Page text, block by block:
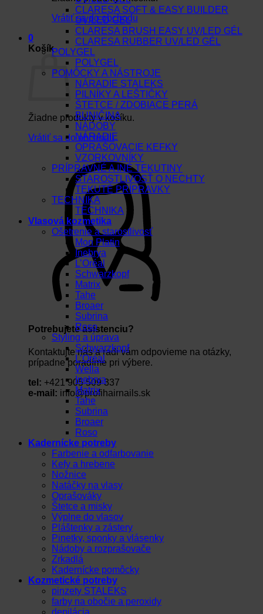
Vrátiť sa do obchodu
0
Košík
Žiadne produkty v košíku.
Vrátiť sa do obchodu
Potrebujete asistenciu?
Kontaktujte nás a radi vám odpovieme na otázky,
prípadne poradíme pri výbere.
tel: +421 905 509 337
e-mail: info@profihairnails.sk
CLARESA SOFT & EASY BUILDER
UV/LED GEL
CLARESA BRUSH EASY UV/LED GÉL
CLARESA RUBBER UV/LED GÉL
POLYGEL
POLYGEL
POMÔCKY A NÁSTROJE
NÁRADIE STALEKS
PILNÍKY A LEŠTIČKY
ŠTETCE / ZDOBIACE PERÁ
BUNIČINA
NÁDOBY
NÁRADIE
OPRAŠOVACIE KEFKY
VZORKOVNÍKY
PRÍPRAVNÉ A INÉ TEKUTINY
STAROSTLIVOSŤ O NECHTY
TEKUTÉ PRÍPRAVKY
TECHNIKA
TECHNIKA
Vlasová kozmetika
Ošetrenie a starostlivosť
Mon Platin
Inebrya
L’Oréal
Schwarzkopf
Matrix
Tahe
Broaer
Subrina
Roso
Styling a úprava
Schwarzkopf
L’Oréal
Wella
Inebrya
Matrix
Tahe
Subrina
Broaer
Roso
Kadernícke potreby
Farbenie a odfarbovanie
Kefy a hrebene
Nožnice
Natáčky na vlasy
Oprašováky
Štetce a misky
Výplne do vlasov
Pláštenky a zástery
Pinetky, sponky a vlásenky
Nádoby a rozprašovače
Zrkadlá
Kadernícke pomôcky
Kozmetické potreby
pinzety STALEKS
farby na obočie a peroxidy
depilácia